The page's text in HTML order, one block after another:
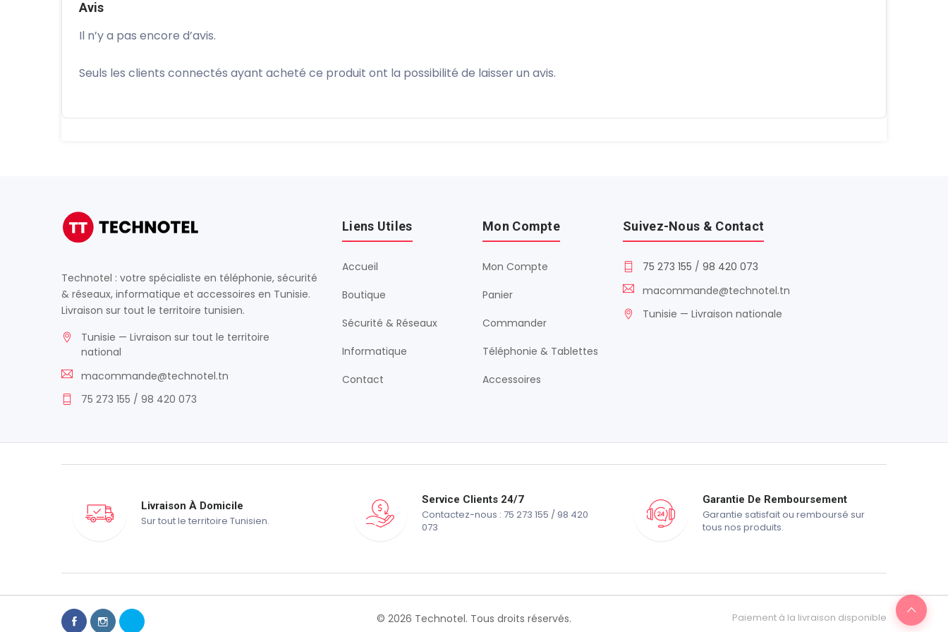
Avis
Il n’y a pas encore d’avis.
Seuls les clients connectés ayant acheté ce produit ont la possibilité de laisser un avis.
Technotel : votre spécialiste en téléphonie, sécurité
& réseaux, informatique et accessoires en Tunisie.
Livraison sur tout le territoire tunisien.
Tunisie — Livraison sur tout le territoire
national
macommande@technotel.tn
75 273 155 / 98 420 073
Liens Utiles
Accueil
Boutique
Sécurité & Réseaux
Informatique
Contact
Mon Compte
Mon Compte
Panier
Commander
Téléphonie & Tablettes
Accessoires
Suivez-Nous & Contact
75 273 155 / 98 420 073
macommande@technotel.tn
Tunisie — Livraison nationale
Livraison À Domicile
Sur tout le territoire Tunisien.
Service Clients 24/7
Contactez-nous : 75 273 155 / 98 420
073
Garantie De Remboursement
Garantie satisfait ou remboursé sur
tous nos produits.
© 2026 Technotel. Tous droits réservés. Paiement à la livraison disponible